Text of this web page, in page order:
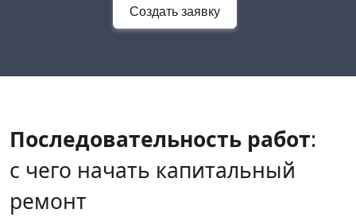
Создать заявку
Последовательность работ:
с чего начать капитальный
ремонт